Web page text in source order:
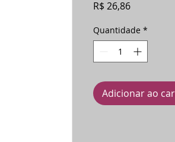
R$ 26,86Preço
Quantidade *
Adicionar ao